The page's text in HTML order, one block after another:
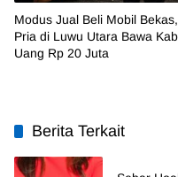
Modus Jual Beli Mobil Bekas,
Pria di Luwu Utara Bawa
Uang Rp 20 Juta
Berita Terkait